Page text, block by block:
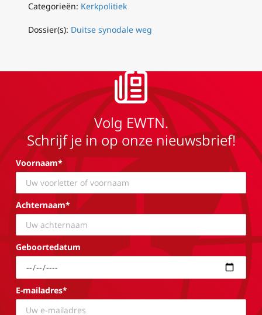
Categorieën: Kerkpolitiek
Dossier(s): Duitse synodale weg
Volg EWTN.
Schrijf je in op onze nieuwsbrief!
Voornaam*
Achternaam*
Geboortedatum
E-mailadres*